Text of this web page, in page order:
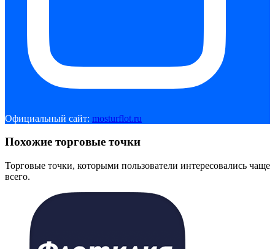
Официальный сайт: mosturflot.ru
Похожие торговые точки
Торговые точки, которыми пользователи интересовались чаще
всего.